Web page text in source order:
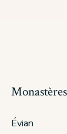
Évian